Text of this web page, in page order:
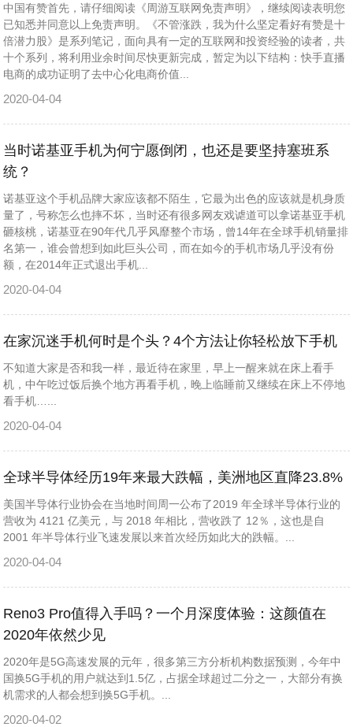
中国有赞首先，请仔细阅读《周游互联网免责声明》，继续阅读表明您
已知悉并同意以上免责声明。《不管涨跌，我为什么坚定看好有赞是十
倍潜力股》是系列笔记，面向具有一定的互联网和投资经验的读者，共
十个系列，将利用业余时间尽快更新完成，暂定为以下结构：快手直播
电商的成功证明了去中心化电商价值...
2020-04-04
当时诺基亚手机为何宁愿倒闭，也还是要坚持塞班系
统？
​诺基亚这个手机品牌大家应该都不陌生，它最为出色的应该就是机身质
量了，号称怎么也摔不坏，当时还有很多网友戏谑道可以拿诺基亚手机
砸核桃，诺基亚在90年代几乎风靡整个市场，曾14年在全球手机销量排
名第一，谁会曾想到如此巨头公司，而在如今的手机市场几乎没有份
额，在2014年正式退出手机...
2020-04-04
在家沉迷手机何时是个头？4个方法让你轻松放下手机
不知道大家是否和我一样，最近待在家里，早上一醒来就在床上看手
机，中午吃过饭后换个地方再看手机，晚上临睡前又继续在床上不停地
看手机…...
2020-04-04
全球半导体经历19年来最大跌幅，美洲地区直降23.8%
美国半导体行业协会在当地时间周一公布了2019 年全球半导体行业的
营收为 4121 亿美元，与 2018 年相比，营收跌了 12％，这也是自
2001 年半导体行业飞速发展以来首次经历如此大的跌幅。...
2020-04-04
Reno3 Pro值得入手吗？一个月深度体验：这颜值在
2020年依然少见
2020年是5G高速发展的元年，很多第三方分析机构数据预测，今年中
国换5G手机的用户就达到1.5亿，占据全球超过二分之一，大部分有换
机需求的人都会想到换5G手机。...
2020-04-02